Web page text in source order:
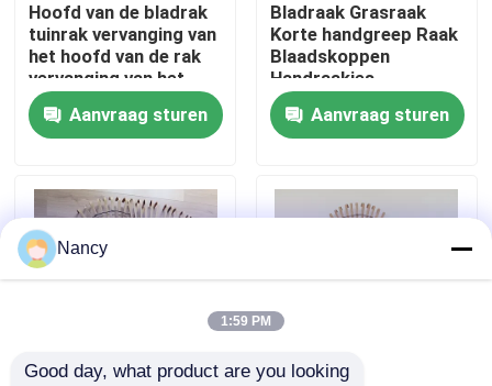
Fabrieksreis
Kwaliteitscontrole
Nieuws
Bamboe Grondstof
Hoofd van de bladrak
tuinrak vervanging van
het hoofd van de rak
vervanging van het
hoofd van de rak
tuinblad schepen
handrak
Aanvraag sturen
Bladraak Grasraak
Korte handgreep Raak
Blaadskoppen
Handraakjes
Struikenraak
losmaakgrondraakjes
Tuinierswerktuig
Aanvraag sturen
Nancy
1:59 PM
Good day, what product are you looking